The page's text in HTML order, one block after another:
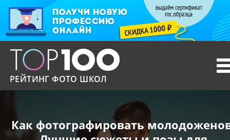
РЕЙТИНГ ФОТО ШКОЛ
Как фотографировать